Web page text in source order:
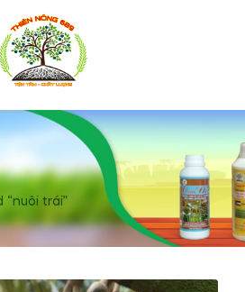
“nuôi trái”